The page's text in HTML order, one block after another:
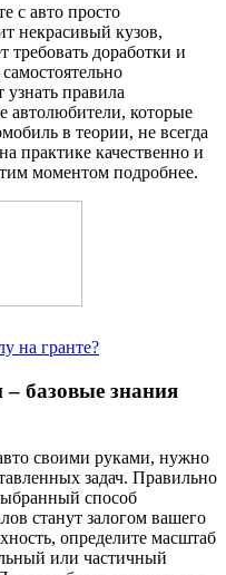
с авто просто
некрасивый кузов,
требовать доработки и
правила
автолюбители, которые
в теории, не всегда
практике качественно и
моментом подробнее.
на гранте?
базовые знания
своими руками, нужно
задач. Правильно
способ
станут залогом вашего
определите масштаб
или частичный